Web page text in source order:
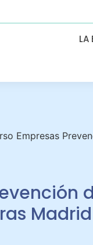
LA
Empresas
Madrid